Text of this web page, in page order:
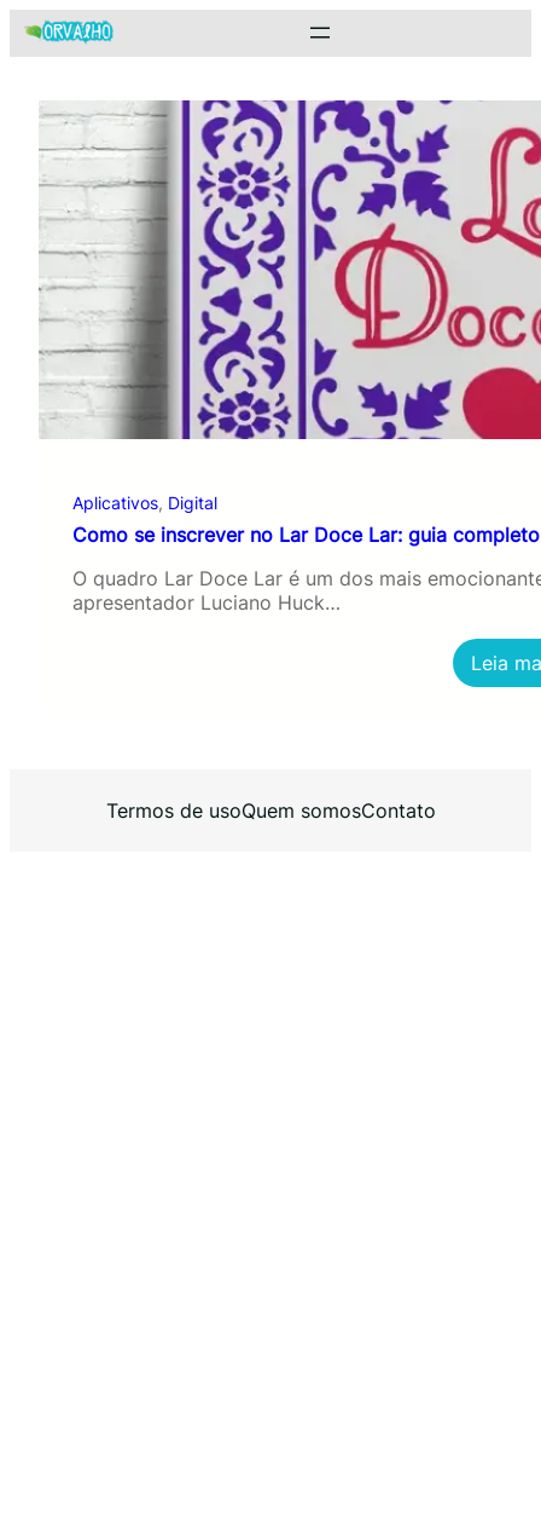
Pular
para
Aplicativos, Digital
Como se inscrever no Lar Doce Lar: guia
O quadro Lar Doce Lar é um dos mais
apresentador Luciano Huck…
Leia
Termos de usoQuem somosContato